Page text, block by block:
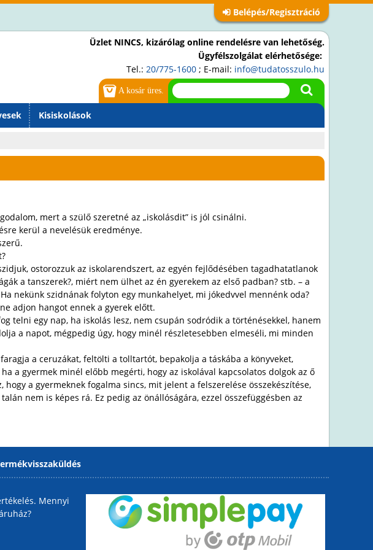
Belépés/Regisztráció
Üzlet NINCS, kizárólag online rendelésre van lehetőség.
Ügyfélszolgálat elérhetősége:
Tel.: 20/775-1600 ; E-mail: info@tudatosszulo.hu
mert a szülő szeretné az „iskolásdit” is jól csinálni.
kerül a nevelésük eredménye.
ostorozzuk az iskolarendszert, az egyén fejlődésében tagadhatatlanok
a tanszerek?, miért nem ülhet az én gyerekem az első padban? stb. – a
nekünk szidnának folyton egy munkahelyet, mi jókedvvel mennénk oda?
adjon hangot ennek a gyerek előtt.
telni egy nap, ha iskolás lesz, nem csupán sodródik a történésekkel, hanem
a napot, mégpedig úgy, hogy minél részletesebben elmeséli, mi minden
a ceruzákat, feltölti a tolltartót, bepakolja a táskába a könyveket,
a gyermek minél előbb megérti, hogy az iskolával kapcsolatos dolgok az ő
a gyermeknek fogalma sincs, mit jelent a felszerelése összekészítése,
nem is képes rá. Ez pedig az önállóságára, ezzel összefüggésben az
A kosár üres.
Kisiskolások